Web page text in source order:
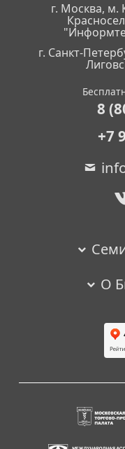
г. Москва, м.
г. Санкт-
8
+7
О